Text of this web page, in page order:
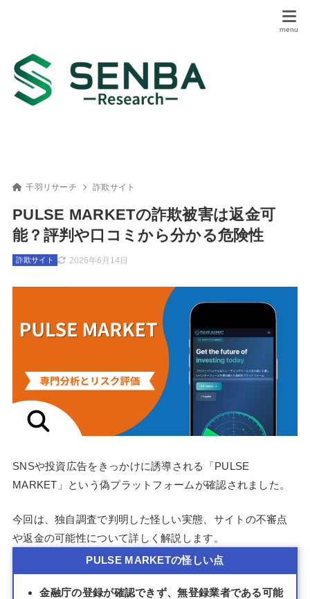
千羽リサーチ 詐欺サイト
PULSE MARKETの詐欺被害は返金可
能？評判や口コミから分かる危険性
2026年6月14日
詐欺サイト
SNSや投資広告をきっかけに誘導される「PULSE
MARKET」という偽プラットフォームが確認されました。
今回は、独自調査で判明した怪しい実態、サイトの不審点
や返金の可能性について詳しく解説します。
PULSE MARKETの怪しい点
金融庁の登録が確認できず、無登録業者である可能